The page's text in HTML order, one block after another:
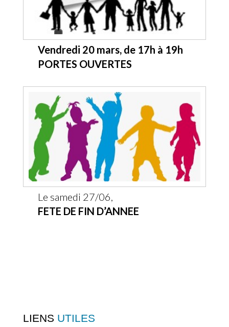
Vendredi 20 mars, de 17h à 19h
PORTES OUVERTES
Le samedi 27/06,
FETE DE FIN D’ANNEE
LIENS UTILES